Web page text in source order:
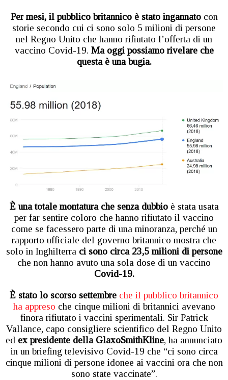
Per mesi, il pubblico britannico è stato ingannatocon
storie secondo cui ci sono solo 5 milioni di persone
nel Regno Unito che hanno rifiutato l’offerta di un
vaccino Covid-19. Ma oggi possiamo rivelare che
questa è una bugia.
È una totale montatura che senza dubbioè stata usata
per far sentire coloro che hanno rifiutato il vaccino
come se facessero parte di una minoranza, perché un
rapporto ufficiale del governo britannico mostra che
solo in Inghilterra ci sono circa 23,5 milioni di persone
che non hanno avuto una sola dose di un vaccino
Covid-19.
È stato lo scorso settembre che il pubblico britannico
ha appreso che cinque milioni di britannici avevano
finora rifiutato i vaccini sperimentali. Sir Patrick
Vallance, capo consigliere scientifico del Regno Unito
ed ex presidente della GlaxoSmithKline, ha annunciato
in un briefing televisivo Covid-19 che “ci sono circa
cinque milioni di persone idonee ai vaccini ora che non
sono state vaccinate”.